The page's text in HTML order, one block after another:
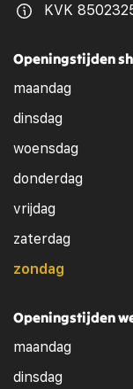
KVK
Openingstijden
maandag
dinsdag
woensdag
donderdag
vrijdag
zaterdag
zondag
Openingstijden
maandag
dinsdag